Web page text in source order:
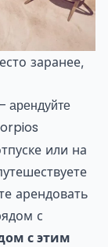
заранее,
арендуйте
или на
арендовать
с
с этим